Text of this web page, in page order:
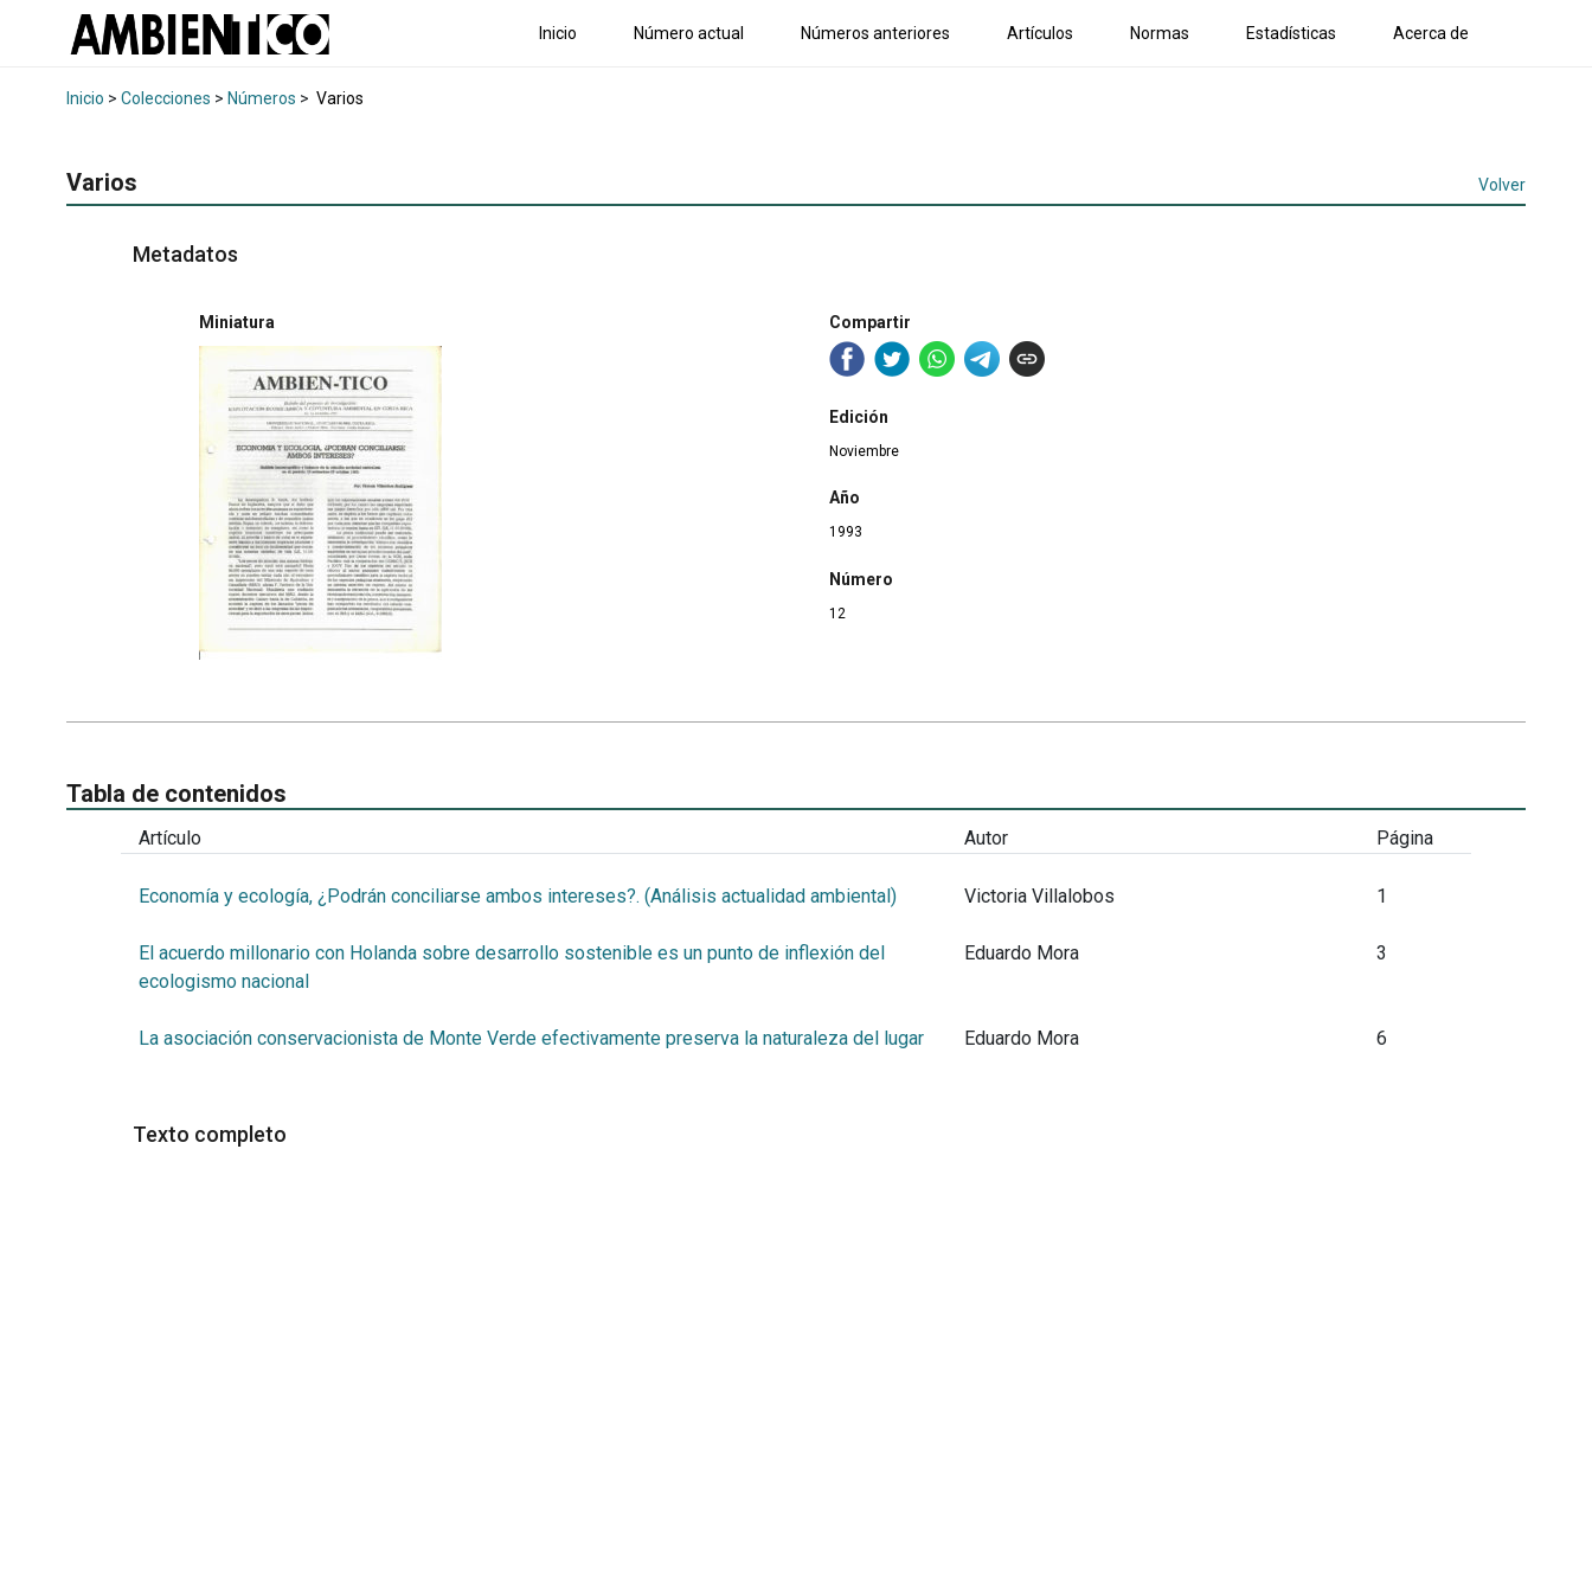
Inicio Número actual Números anteriores Artículos Normas Estadísticas Acerca de
Inicio > Colecciones > Números > Varios
Varios Volver
Metadatos
Miniatura Compartir
Edición
Noviembre
Año
1993
Número
12
Tabla de contenidos
Artículo Autor Página
Economía y ecología, ¿Podrán conciliarse ambos intereses?. (Análisis actualidad ambiental) Victoria Villalobos 1
El acuerdo millonario con Holanda sobre desarrollo sostenible es un punto de inflexión del
ecologismo nacional
Eduardo Mora 3
La asociación conservacionista de Monte Verde efectivamente preserva la naturaleza del lugar Eduardo Mora 6
Texto completo